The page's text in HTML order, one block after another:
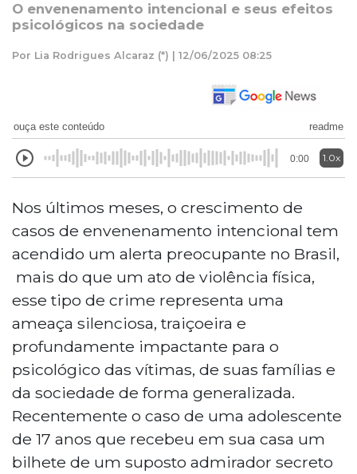
O envenenamento intencional e seus efeitos
psicológicos na sociedade
Por Lia Rodrigues Alcaraz (*) | 12/06/2025 08:25
ouça este conteúdo readme
0:00 1.0x
Nos últimos meses, o crescimento de
casos de envenenamento intencional tem
acendido um alerta preocupante no Brasil,
mais do que um ato de violência física,
esse tipo de crime representa uma
ameaça silenciosa, traiçoeira e
profundamente impactante para o
psicológico das vítimas, de suas famílias e
da sociedade de forma generalizada.
Recentemente o caso de uma adolescente
de 17 anos que recebeu em sua casa um
bilhete de um suposto admirador secreto